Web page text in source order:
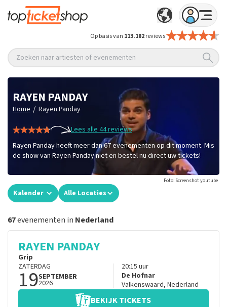
Op basis van 113.182reviews
Zoeken naar artiesten of evenementen
RAYEN PANDAY
Home / Rayen Panday
Lees alle 44 reviews
Rayen Panday heeft meer dan 67 evenementen op dit moment. Mis
de show van Rayen Panday niet en bestel nu direct uw tickets!
Foto: Screenshot youtube
Kalender Alle Locaties
67evenementen in Nederland
RAYEN PANDAY
Grip
ZATERDAG
19SEPTEMBER
2026
20:15 uur
De Hofnar
Valkenswaard, Nederland
BEKIJK TICKETS